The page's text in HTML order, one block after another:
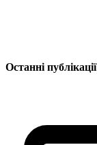
Останні публікації